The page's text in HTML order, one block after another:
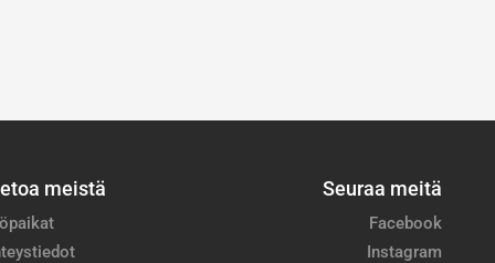
meistä Seuraa meitä
Facebook
Instagram